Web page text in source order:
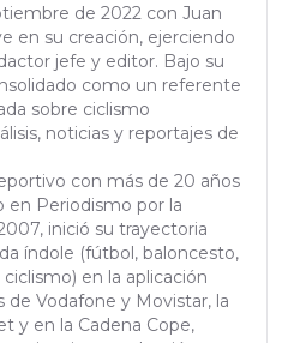
de 2022 con Juan
en su creación, ejerciendo
jefe y editor. Bajo su
como un referente
sobre ciclismo
noticias y reportajes de
con más de 20 años
en Periodismo por la
inició su trayectoria
índole (fútbol, baloncesto,
en la aplicación
de Vodafone y Movistar, la
y en la Cadena Cope,